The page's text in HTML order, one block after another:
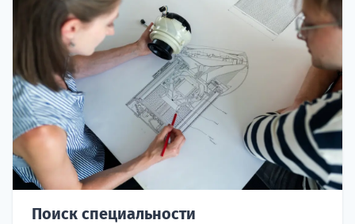
Поиск специальности